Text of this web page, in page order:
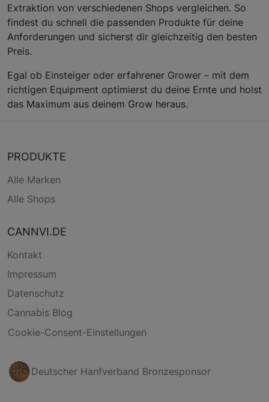
Extraktion von verschiedenen Shops vergleichen. So
findest du schnell die passenden Produkte für deine
Anforderungen und sicherst dir gleichzeitig den besten
Preis.
Egal ob Einsteiger oder erfahrener Grower – mit dem
richtigen Equipment optimierst du deine Ernte und holst
das Maximum aus deinem Grow heraus.
PRODUKTE
Alle Marken
Alle Shops
CANNVI.DE
Kontakt
Impressum
Datenschutz
Cannabis Blog
Cookie-Consent-Einstellungen
Deutscher Hanfverband Bronzesponsor